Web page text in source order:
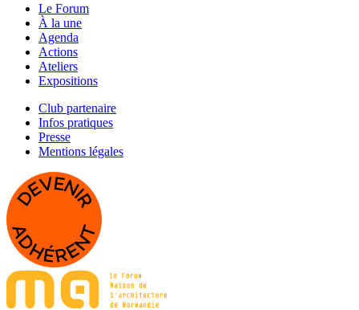
Le Forum
À la une
Agenda
Actions
Ateliers
Expositions
Club partenaire
Infos pratiques
Presse
Mentions légales